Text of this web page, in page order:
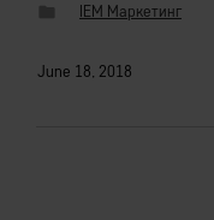
IEM Маркетинг
June 18, 2018